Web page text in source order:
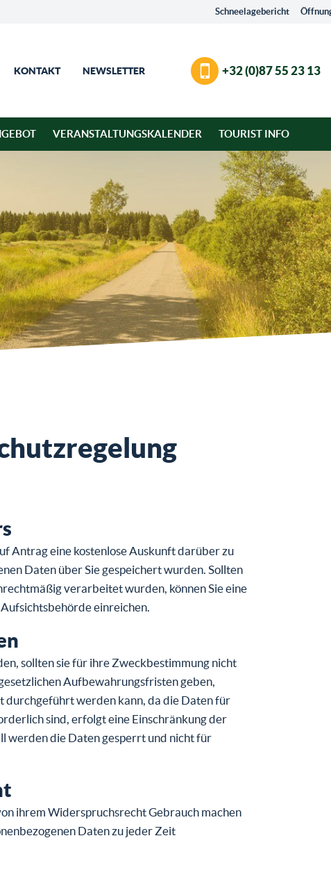
Schneelagebericht
KONTAKT NEWSLETTER +32 (0)87 55 23 13
VERANSTALTUNGSKALENDER TOURIST INFO
Antrag eine kostenlose Auskunft darüber zu
Daten über Sie gespeichert wurden. Sollten
verarbeitet wurden, können Sie eine
einreichen.
sollten sie für ihre Zweckbestimmung nicht
Aufbewahrungsfristen geben,
durchgeführt werden kann, da die Daten für
sind, erfolgt eine Einschränkung der
werden die Daten gesperrt und nicht für
ihrem Widerspruchsrecht Gebrauch machen
Daten zu jeder Zeit